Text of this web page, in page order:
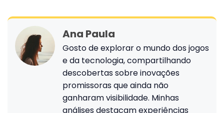
Ana Paula
Gosto de explorar o mundo dos jogos
e da tecnologia, compartilhando
descobertas sobre inovações
promissoras que ainda não
ganharam visibilidade. Minhas
análises destacam experiências